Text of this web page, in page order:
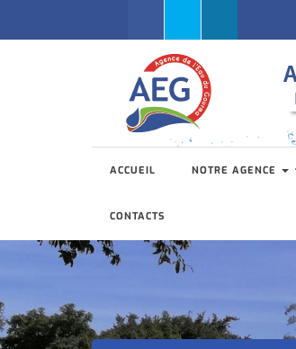
FacebookTwitter
ACCUEIL NOTRE AGENCE
CONTACTS